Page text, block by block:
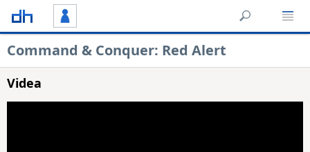
Command & Conquer: Red Alert
Videa